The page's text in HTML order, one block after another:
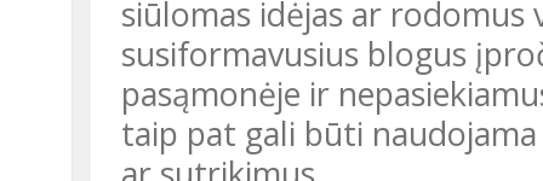
siūlomas idėjas ar rodomus
susiformavusius blogus
pasąmonėje ir
taip pat gali būti